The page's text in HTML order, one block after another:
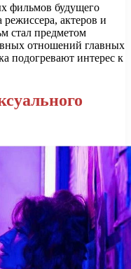
фильмов будущего
актеров и
стал предметом
отношений главных
подогревают интерес к